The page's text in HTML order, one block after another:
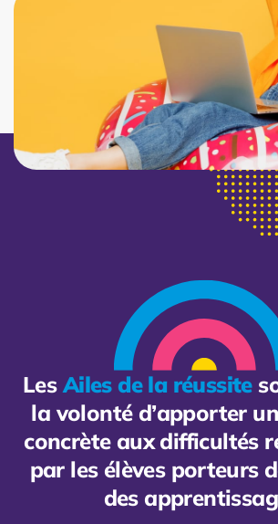
LesAiles de la réussite
la volonté d’apporter
concrète aux difficultés
par les élèves porteurs
des